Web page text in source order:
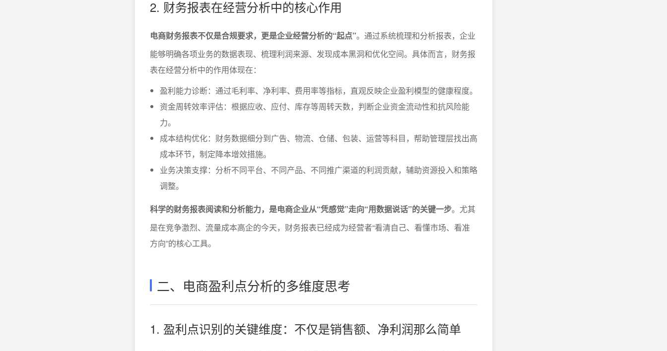
2. 财务报表在经营分析中的核心作用
电商财务报表不仅是合规要求，更是企业经营分析的“起点”。通过系统梳理和分析报表，企业
能够明确各项业务的数据表现、梳理利润来源、发现成本黑洞和优化空间。具体而言，财务报
表在经营分析中的作用体现在：
盈利能力诊断：通过毛利率、净利率、费用率等指标，直观反映企业盈利模型的健康程度。
资金周转效率评估：根据应收、应付、库存等周转天数，判断企业资金流动性和抗风险能
力。
成本结构优化：财务数据细分到广告、物流、仓储、包装、运营等科目，帮助管理层找出高
成本环节，制定降本增效措施。
业务决策支撑：分析不同平台、不同产品、不同推广渠道的利润贡献，辅助资源投入和策略
调整。
科学的财务报表阅读和分析能力，是电商企业从“凭感觉”走向“用数据说话”的关键一步。尤其
是在竞争激烈、流量成本高企的今天，财务报表已经成为经营者“看清自己、看懂市场、看准
方向”的核心工具。
二、电商盈利点分析的多维度思考
1. 盈利点识别的关键维度：不仅是销售额、净利润那么简单